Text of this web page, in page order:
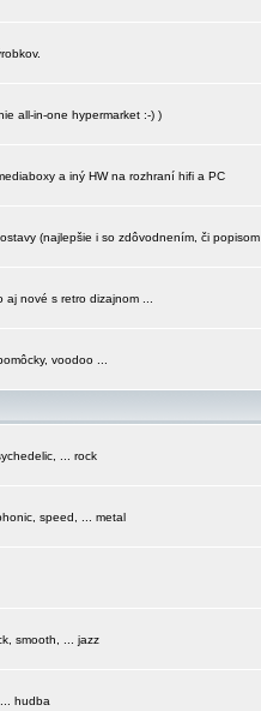
all-in-one hypermarket :-) )
a iný HW na rozhraní hifi a PC
(najlepšie i so zdôvodnením, či
nové s retro dizajnom ...
voodoo ...
... rock
speed, ... metal
smooth, ... jazz
hudba